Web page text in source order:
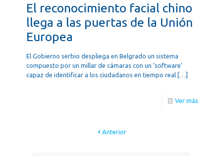
El reconocimiento facial chino
llega a las puertas de la Unión
Europea
El Gobierno serbio despliega en Belgrado un sistema
compuesto por un millar de cámaras con un ‘software’
capaz de identificar a los ciudadanos en tiempo real […]
Ver más
Anterior